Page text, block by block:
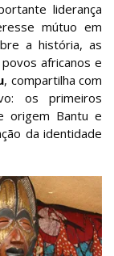
liderança
mútuo em
a história, as
africanos e
, compartilha com
os primeiros
origem Bantu e
da identidade